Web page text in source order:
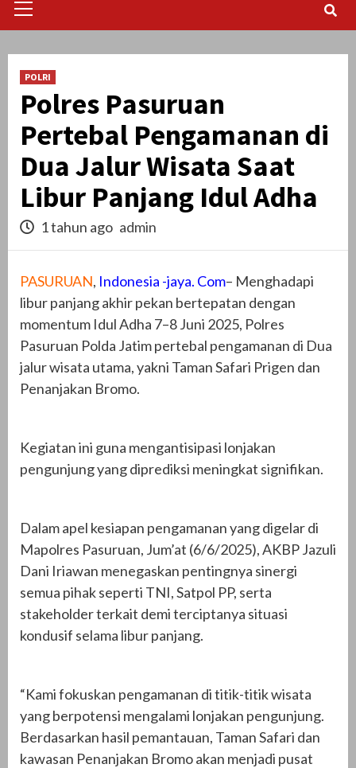
Menu
POLRI
Polres Pasuruan
Pertebal Pengamanan di
Dua Jalur Wisata Saat
Libur Panjang Idul Adha
1 tahun ago admin
PASURUAN, Indonesia -jaya. Com– Menghadapi
libur panjang akhir pekan bertepatan dengan
momentum Idul Adha 7–8 Juni 2025, Polres
Pasuruan Polda Jatim pertebal pengamanan di Dua
jalur wisata utama, yakni Taman Safari Prigen dan
Penanjakan Bromo.
Kegiatan ini guna mengantisipasi lonjakan
pengunjung yang diprediksi meningkat signifikan.
Dalam apel kesiapan pengamanan yang digelar di
Mapolres Pasuruan, Jum’at (6/6/2025), AKBP Jazuli
Dani Iriawan menegaskan pentingnya sinergi
semua pihak seperti TNI, Satpol PP, serta
stakeholder terkait demi terciptanya situasi
kondusif selama libur panjang.
“Kami fokuskan pengamanan di titik-titik wisata
yang berpotensi mengalami lonjakan pengunjung.
Berdasarkan hasil pemantauan, Taman Safari dan
kawasan Penanjakan Bromo akan menjadi pusat